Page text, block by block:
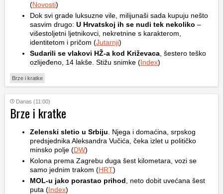
(Novosti)
Dok svi grade luksuzne vile, milijunaši sada kupuju nešto
sasvim drugo: U Hrvatskoj ih se nudi tek nekoliko –
višestoljetni ljetnikovci, nekretnine s karakterom,
identitetom i pričom (Jutarnji)
Sudarili se vlakovi HŽ-a kod Križevaca , šestero teško
ozlijeđeno, 14 lakše. Stižu snimke (Index)
Brze i kratke
Danas (11:00)
Brze i kratke
Zelenski sletio u Srbiju . Njega i domaćina, srpskog
predsjednika Aleksandra Vučića, čeka izlet u političko
minsko polje (DW)
Kolona prema Zagrebu duga šest kilometara, vozi se
samo jednim trakom (HRT)
MOL-u jako porastao prihod , neto dobit uvećana šest
puta (Index)